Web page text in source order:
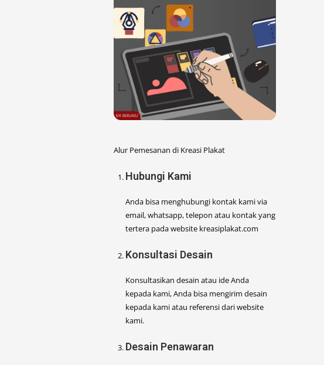
Alur Pemesanan di Kreasi Plakat
Hubungi Kami
Anda bisa menghubungi kontak kami via
email, whatsapp, telepon atau kontak yang
tertera pada website kreasiplakat.com
Konsultasi Desain
Konsultasikan desain atau ide Anda
kepada kami, Anda bisa mengirim desain
kepada kami atau referensi dari website
kami.
Desain Penawaran